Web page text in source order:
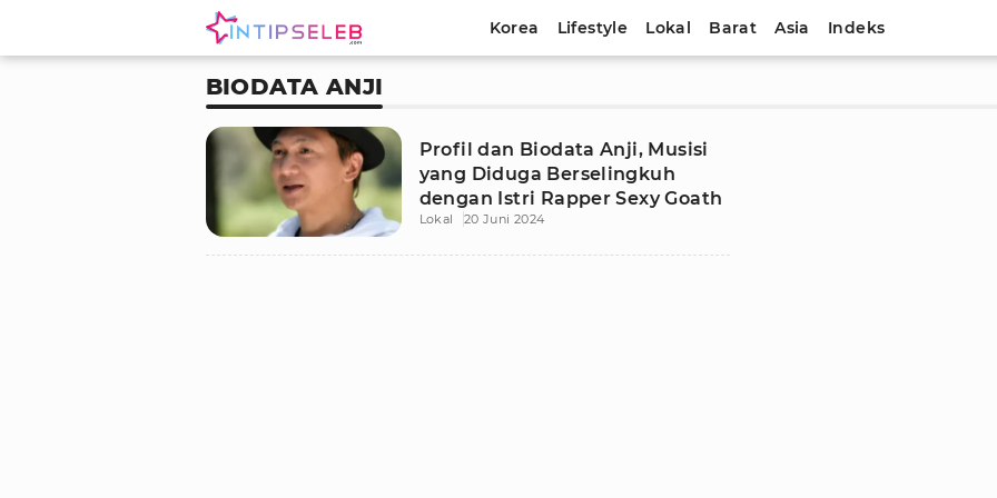
Korea Lifestyle Lokal Barat Asia Indeks
BIODATA ANJI
Profil dan Biodata Anji, Musisi
yang Diduga Berselingkuh
dengan Istri Rapper Sexy Goath
Lokal 20 Juni 2024